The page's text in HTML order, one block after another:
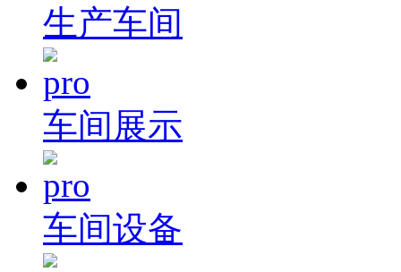
生产车间
车间展示
车间设备